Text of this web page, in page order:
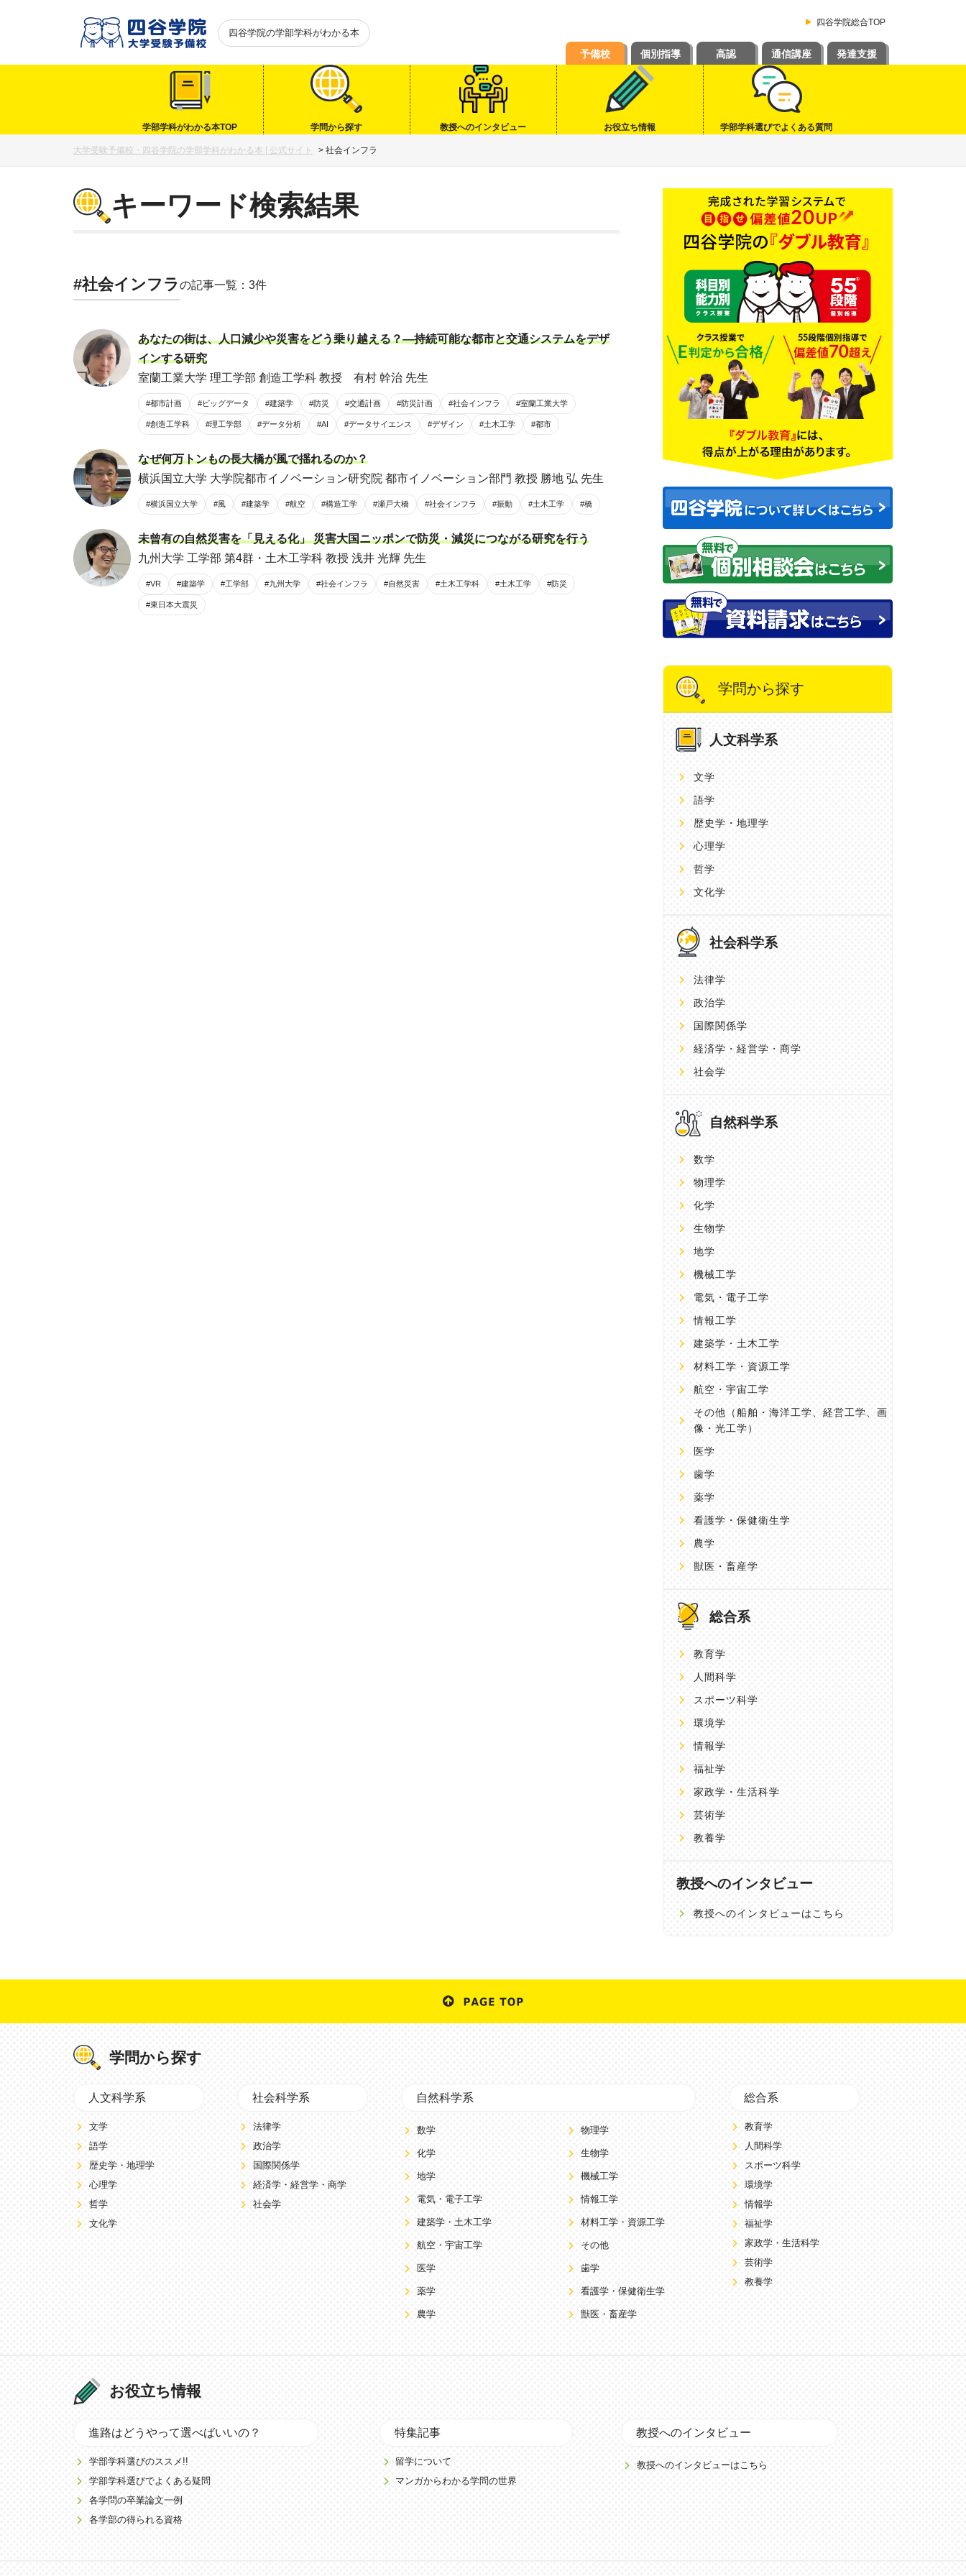
四谷学院の学部学科がわかる本
四谷学院総合TOP
予備校 個別指導 高認 通信講座 発達支援
学部学科がわかる本TOP 学問から探す 教授へのインタビュー お役立ち情報 学部学科選びでよくある質問
大学受験予備校・四谷学院の学部学科がわかる本 | 公式サイト > 社会インフラ
キーワード検索結果
#社会インフラの記事一覧：3件
あなたの街は、人口減少や災害をどう乗り越える？―持続可能な都市と交通システムをデザ
インする研究
室蘭工業大学 理工学部 創造工学科 教授 有村 幹治 先生
#都市計画 #ビッグデータ #建築学 #防災 #交通計画 #防災計画 #社会インフラ #室蘭工業大学
#創造工学科 #理工学部 #データ分析 #AI #データサイエンス #デザイン #土木工学 #都市
なぜ何万トンもの長大橋が風で揺れるのか？
横浜国立大学 大学院都市イノベーション研究院 都市イノベーション部門 教授 勝地 弘 先生
#横浜国立大学 #風 #建築学 #航空 #構造工学 #瀬戸大橋 #社会インフラ #振動 #土木工学 #橋
未曾有の自然災害を「見える化」 災害大国ニッポンで防災・減災につながる研究を行う
九州大学 工学部 第4群・土木工学科 教授 浅井 光輝 先生
#VR #建築学 #工学部 #九州大学 #社会インフラ #自然災害 #土木工学科 #土木工学 #防災
#東日本大震災
学問から探す
人文科学系
文学
語学
歴史学・地理学
心理学
哲学
文化学
社会科学系
法律学
政治学
国際関係学
経済学・経営学・商学
社会学
自然科学系
数学
物理学
化学
生物学
地学
機械工学
電気・電子工学
情報工学
建築学・土木工学
材料工学・資源工学
航空・宇宙工学
その他 （船舶・海洋工学、経営工学、画
像・光工学）
医学
歯学
薬学
看護学・保健衛生学
農学
獣医・畜産学
総合系
教育学
人間科学
スポーツ科学
環境学
情報学
福祉学
家政学・生活科学
芸術学
教養学
教授へのインタビュー
教授へのインタビューはこちら
学問から探す
人文科学系
文学
語学
歴史学・地理学
心理学
哲学
文化学
社会科学系
法律学
政治学
国際関係学
経済学・経営学・商学
社会学
自然科学系
数学 物理学
化学 生物学
地学 機械工学
電気・電子工学 情報工学
建築学・土木工学 材料工学・資源工学
航空・宇宙工学 その他
医学 歯学
薬学 看護学・保健衛生学
農学 獣医・畜産学
総合系
教育学
人間科学
スポーツ科学
環境学
情報学
福祉学
家政学・生活科学
芸術学
教養学
お役立ち情報
進路はどうやって選べばいいの？
学部学科選びのススメ!!
学部学科選びでよくある疑問
各学問の卒業論文一例
各学部の得られる資格
特集記事
留学について
マンガからわかる学問の世界
教授へのインタビュー
教授へのインタビューはこちら